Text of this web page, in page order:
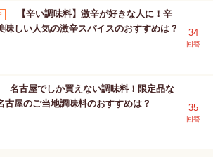
【辛い調味料】激辛が好きな人に！辛
味しい人気の激辛スパイスのおすすめは？
34
回答
名古屋でしか買えない調味料！限定品な
古屋のご当地調味料のおすすめは？
35
回答